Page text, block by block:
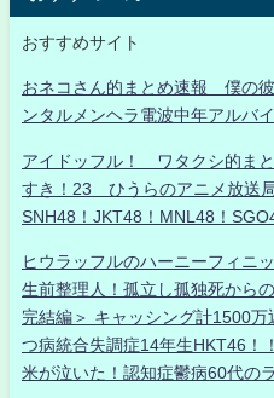
おすすめサイト
おネコさん的まとめ速報 僕の
ンタルメンヘラ電波中年アルバ
アイドッフル！ ワタクシ的ま
すき！23 ひうらのアニメ放送
SNH48！JKT48！MNL48！
ヒウラッフルのハーニーフィニ
生前整理人！孤立し孤独死から
完結編＞ キャッシング計1500
つ病統合失調症14年生HKT46！
米が泣いた！認知症鬱病60代の